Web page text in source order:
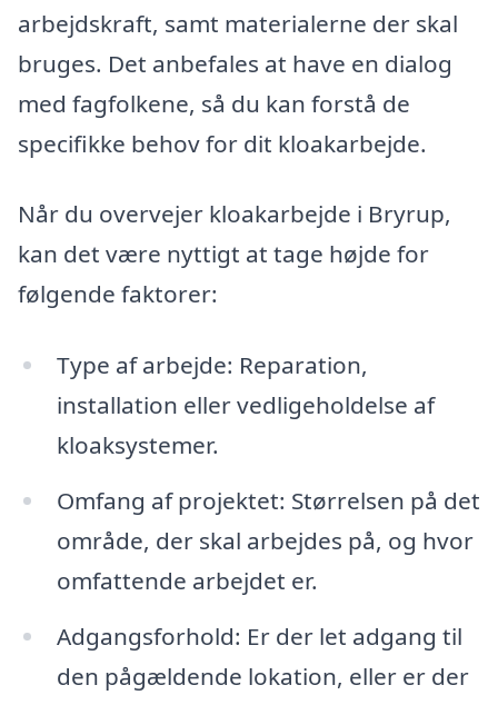
arbejdskraft, samt materialerne der skal
bruges. Det anbefales at have en dialog
med fagfolkene, så du kan forstå de
specifikke behov for dit kloakarbejde.
Når du overvejer kloakarbejde i Bryrup,
kan det være nyttigt at tage højde for
følgende faktorer:
Type af arbejde: Reparation,
installation eller vedligeholdelse af
kloaksystemer.
Omfang af projektet: Størrelsen på det
område, der skal arbejdes på, og hvor
omfattende arbejdet er.
Adgangsforhold: Er der let adgang til
den pågældende lokation, eller er der